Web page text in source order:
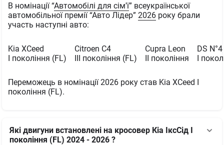
В номінації “Автомобілі для сім'ї” всеукраїнської
автомобільної премії “Авто Лідер” 2026 року брали
участь наступні авто:
Kia XCeed
І покоління (FL)
Citroen C4
III покоління (FL)
Cupra Leon
II покоління
DS N°4
I
Переможець в номінації 2026 року став Kia XCeed І
покоління (FL).
Які двигуни встановлені на кросовер Кіа ІксСід І
покоління (FL) 2024 - 2026 ?